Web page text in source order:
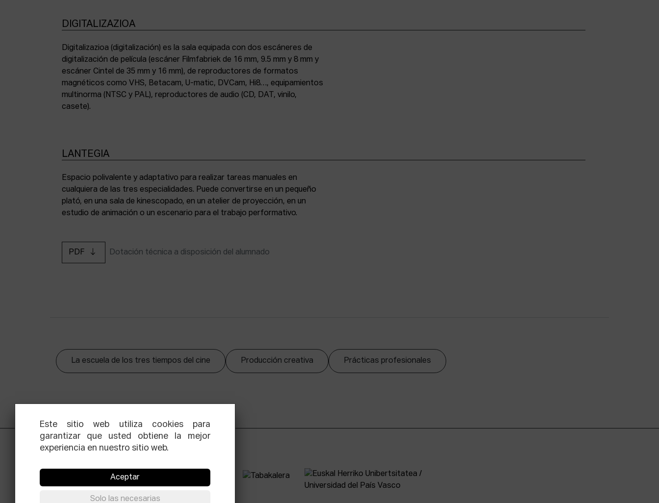
DIGITALIZAZIOA
Digitalizazioa (digitalización) es la sala equipada con dos escáneres de
digitalización de película (escáner Filmfabriek de 16 mm, 9.5 mm y 8 mm y
escáner Cintel de 35 mm y 16 mm), de reproductores de formatos
magnéticos como VHS, Betacam, U-matic, DVCam, Hi8…, equipamientos
multinorma (NTSC y PAL), reproductores de audio (CD, DAT, vinilo,
casete).
LANTEGIA
Espacio polivalente y adaptativo para realizar tareas manuales en
cualquiera de las tres especialidades. Puede convertirse en un pequeño
plató, en una sala de kinescopado, en un atelier de proyección, en un
estudio de animación o un escenario para el trabajo performativo.
PDF Dotación técnica a disposición del alumnado
La escuela de los tres tiempos del cine Producción creativa Prácticas profesionales
Este sitio web utiliza cookies para
garantizar que usted obtiene la mejor
experiencia en nuestro sitio web.
Aceptar
Solo las necesarias